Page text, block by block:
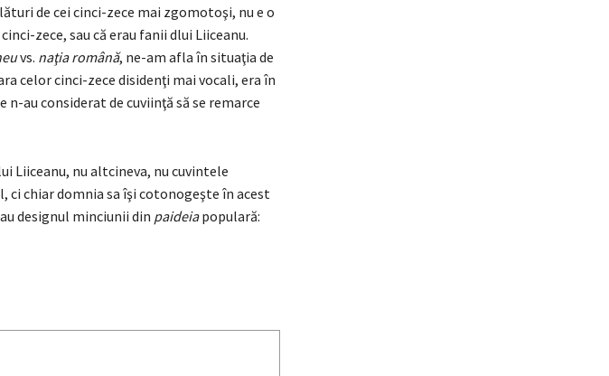
de cei cinci-zece mai zgomotoşi, nu e o
zece, sau că erau fanii dlui Liiceanu.
vs. naţia română, ne-am afla în situaţia de
celor cinci-zece disidenţi mai vocali, era în
au considerat de cuviinţă să se remarce
Liiceanu, nu altcineva, nu cuvintele
ci chiar domnia sa îşi cotonogeşte în acest
designul minciunii din paideiapopulară: